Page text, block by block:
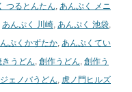
つるとんたん, あんぷく メニ
あんぷく 川崎, あんぷく 池袋,
ぷくかずたか, あんぷくてい
うどん, 創作うどん, 創作う
ェノバうどん, 虎ノ門ヒルズ